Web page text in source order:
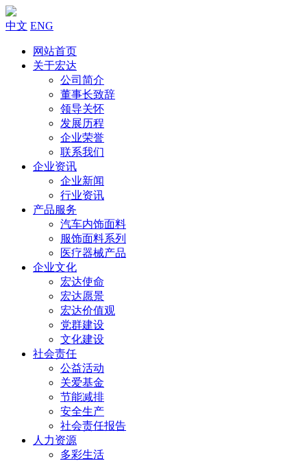
中文 ENG
网站首页
关于宏达
公司简介
董事长致辞
领导关怀
发展历程
企业荣誉
联系我们
企业资讯
企业新闻
行业资讯
产品服务
汽车内饰面料
服饰面料系列
医疗器械产品
企业文化
宏达使命
宏达愿景
宏达价值观
党群建设
文化建设
社会责任
公益活动
关爱基金
节能减排
安全生产
社会责任报告
人力资源
多彩生活